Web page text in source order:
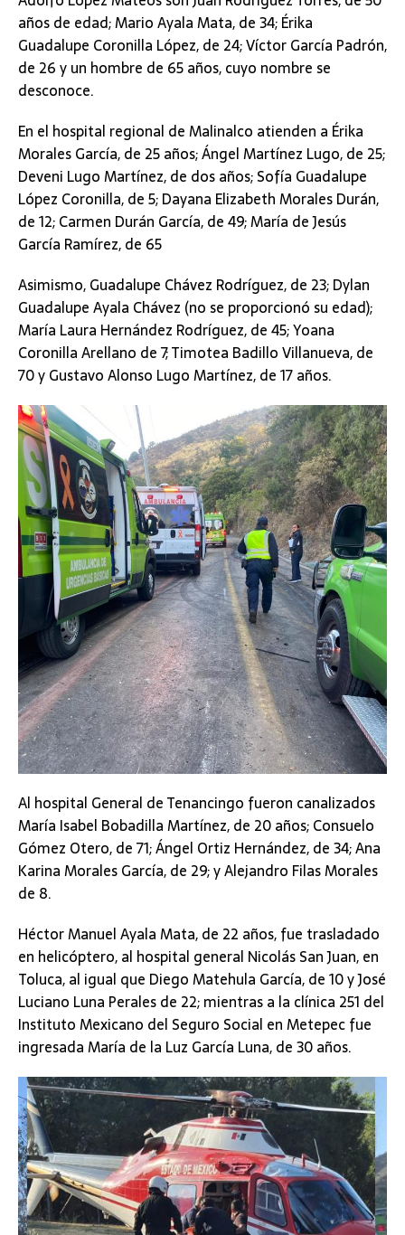
años de edad; Mario Ayala Mata, de 34; Érika
Guadalupe Coronilla López, de 24; Víctor García Padrón,
de 26 y un hombre de 65 años, cuyo nombre se
desconoce.
En el hospital regional de Malinalco atienden a Érika
Morales García, de 25 años; Ángel Martínez Lugo, de 25;
Deveni Lugo Martínez, de dos años; Sofía Guadalupe
López Coronilla, de 5; Dayana Elizabeth Morales Durán,
de 12; Carmen Durán García, de 49; María de Jesús
García Ramírez, de 65
Asimismo, Guadalupe Chávez Rodríguez, de 23; Dylan
Guadalupe Ayala Chávez (no se proporcionó su edad);
María Laura Hernández Rodríguez, de 45; Yoana
Coronilla Arellano de 7; Timotea Badillo Villanueva, de
70 y Gustavo Alonso Lugo Martínez, de 17 años.
Al hospital General de Tenancingo fueron canalizados
María Isabel Bobadilla Martínez, de 20 años; Consuelo
Gómez Otero, de 71; Ángel Ortiz Hernández, de 34; Ana
Karina Morales García, de 29; y Alejandro Filas Morales
de 8.
Héctor Manuel Ayala Mata, de 22 años, fue trasladado
en helicóptero, al hospital general Nicolás San Juan, en
Toluca, al igual que Diego Matehula García, de 10 y José
Luciano Luna Perales de 22; mientras a la clínica 251 del
Instituto Mexicano del Seguro Social en Metepec fue
ingresada María de la Luz García Luna, de 30 años.